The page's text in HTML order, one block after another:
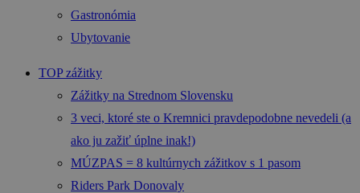
Gastronómia
Ubytovanie
TOP zážitky
Zážitky na Strednom Slovensku
3 veci, ktoré ste o Kremnici pravdepodobne nevedeli (a
ako ju zažiť úplne inak!)
MÚZPAS = 8 kultúrnych zážitkov s 1 pasom
Riders Park Donovaly